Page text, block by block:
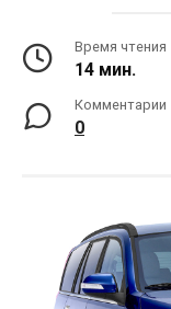
Время чтения
14 мин.
Комментарии
0